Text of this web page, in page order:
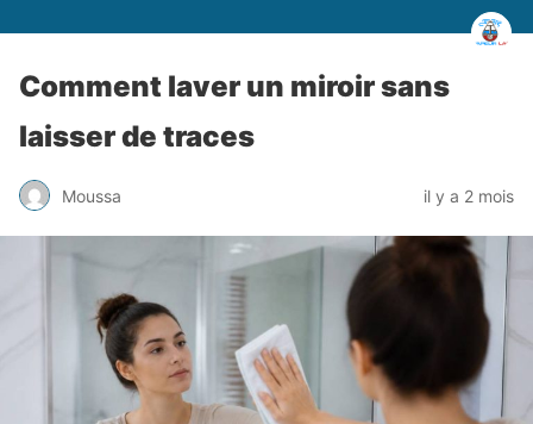
Comment laver un miroir sans
laisser de traces
Moussa il y a 2 mois